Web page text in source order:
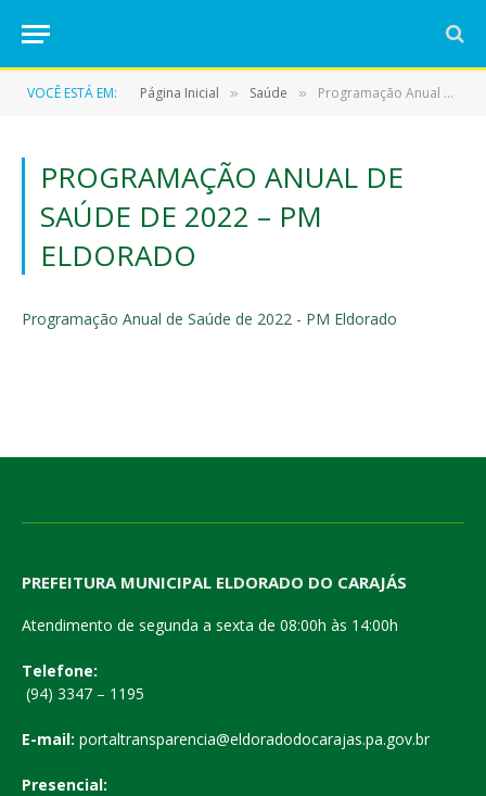
VOCÊ ESTÁ EM: Página Inicial » Saúde » Programação Anual de Saúde de 2022 – PM Eldorado
PROGRAMAÇÃO ANUAL DE
SAÚDE DE 2022 – PM
ELDORADO
Programação Anual de Saúde de 2022 - PM Eldorado
PREFEITURA MUNICIPAL ELDORADO DO CARAJÁS
Atendimento de segunda a sexta de 08:00h às 14:00h
Telefone:
(94) 3347 – 1195
E-mail: portaltransparencia@eldoradodocarajas.pa.gov.br
Presencial: